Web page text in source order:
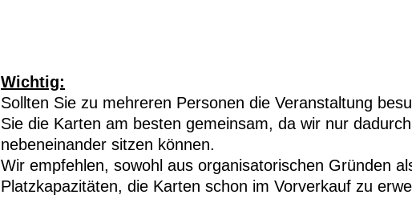
Wichtig:
Sollten Sie zu mehreren Personen die Veranstaltung
Sie die Karten am besten gemeinsam, da wir nur
nebeneinander sitzen können.
Wir empfehlen, sowohl aus organisatorischen Gründen
Platzkapazitäten, die Karten schon im Vorverkauf zu